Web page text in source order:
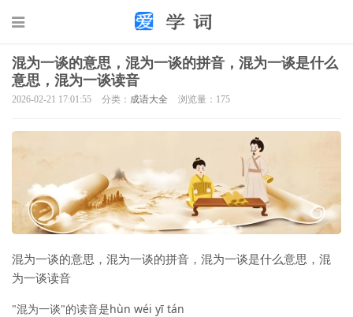
混为一谈的意思，混为一谈的拼音，混为一谈是什么
意思，混为一谈读音
2026-02-21 17:01:55 分类： 成语大全 浏览量：175
混为一谈的意思，混为一谈的拼音，混为一谈是什么意思，混
为一谈读音
"混为一谈"的读音是hùn wéi yī tán